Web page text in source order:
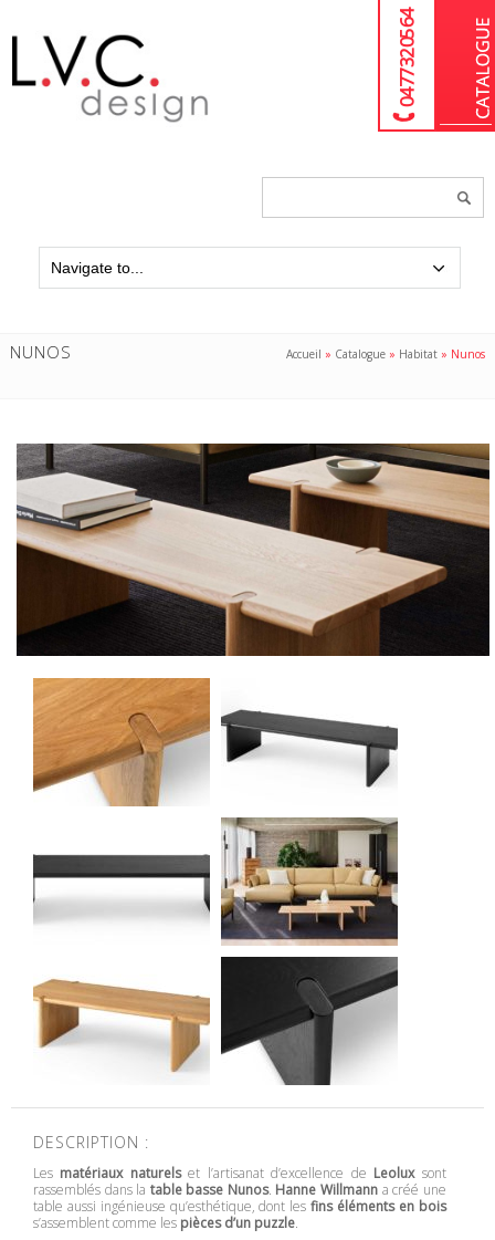
04 77 32 05 64
NUNOS Accueil » Catalogue » Habitat » Nunos
DESCRIPTION :
Les matériaux naturelset l’artisanat d’excellence de Leoluxsont
rassemblés dans la table basse Nunos. Hanne Willmann a créé une
table aussi ingénieuse qu’esthétique, dont lesfins éléments en bois
s’assemblent comme les pièces d’un puzzle.